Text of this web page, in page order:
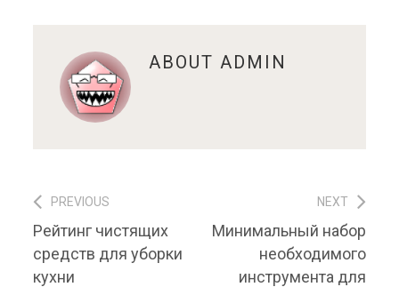
ABOUT ADMIN
Навигация по записям
PREVIOUS
Previous post:
Рейтинг чистящих
средств для уборки
кухни
NEXT
Next post:
Минимальный набор
необходимого
инструмента для